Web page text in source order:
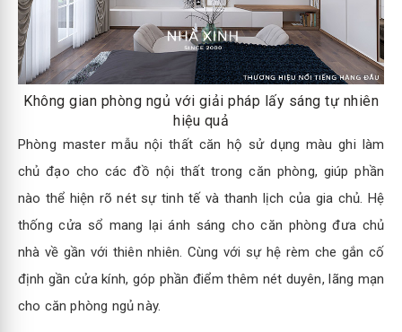
Không gian phòng ngủ với giải pháp lấy sáng tự nhiên
hiệu quả
Phòng master mẫu nội thất căn hộ sử dụng màu ghi làm
chủ đạo cho các đồ nội thất trong căn phòng, giúp phần
nào thể hiện rõ nét sự tinh tế và thanh lịch của gia chủ. Hệ
thống cửa sổ mang lại ánh sáng cho căn phòng đưa chủ
nhà về gần với thiên nhiên. Cùng với sự hệ rèm che gắn cố
định gần cửa kính, góp phần điểm thêm nét duyên, lãng mạn
cho căn phòng ngủ này.